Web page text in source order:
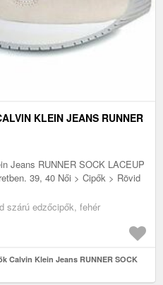
KLEIN JEANS RUNNER
Jeans RUNNER SOCK LACEUP
39, 40 Női > Cipők > Rövid
szárú edzőcipők, fehér
Calvin Klein Jeans RUNNER SOCK